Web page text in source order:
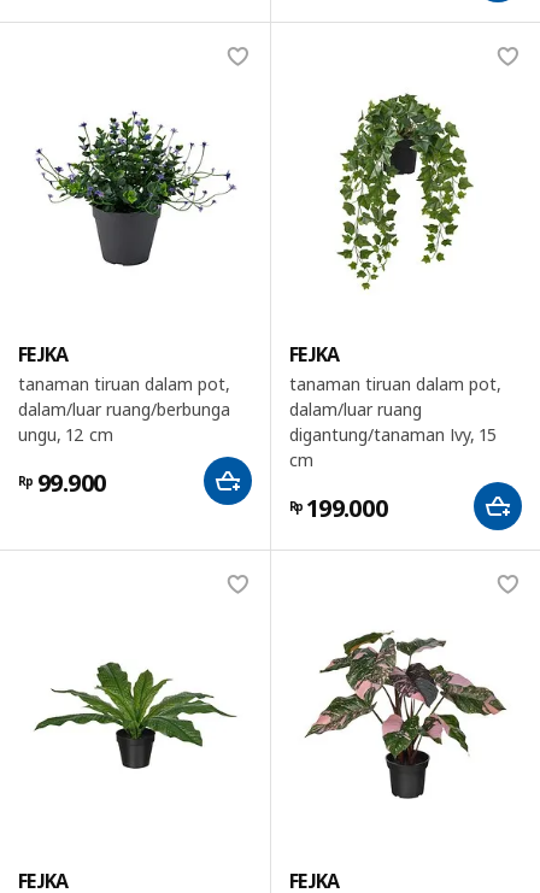
FEJKA
tanaman tiruan dalam pot,
dalam/luar ruang/berbunga
ungu, 12 cm
Rp 99.900
FEJKA
tanaman tiruan dalam pot,
dalam/luar ruang
digantung/tanaman Ivy, 15
cm
Rp 199.000
FEJKA FEJKA